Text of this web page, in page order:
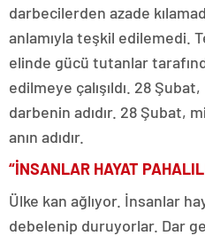
darbecilerden azade
anlamıyla teşkil edilemedi.
elinde gücü tutanlar
edilmeye çalışıldı. 28
darbenin adıdır. 28 Şubat,
anın adıdır.
“İNSANLAR HAYAT
Ülke kan ağlıyor. İnsanlar
debelenip duruyorlar. Dar